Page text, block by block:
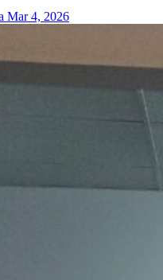
Mar 4, 2026